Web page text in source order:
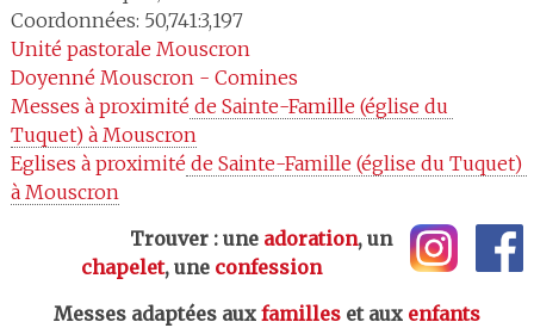
Coordonnées: 50,741:3,197
Unité pastorale Mouscron
Doyenné Mouscron - Comines
Messes à proximité de Sainte-Famille (église du
Tuquet) à Mouscron
Eglises à proximité de Sainte-Famille (église du Tuquet)
à Mouscron
Trouver : une adoration, un
chapelet, une confession
Messes adaptées aux familleset aux enfants